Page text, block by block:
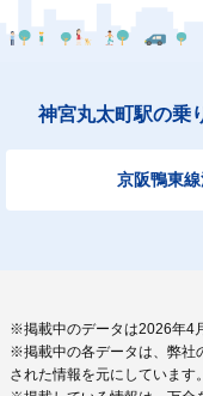
神宮丸太町駅の乗
京阪鴨東
※掲載中のデータは2026年4
※掲載中の各データは、弊社
された情報を元にしています。